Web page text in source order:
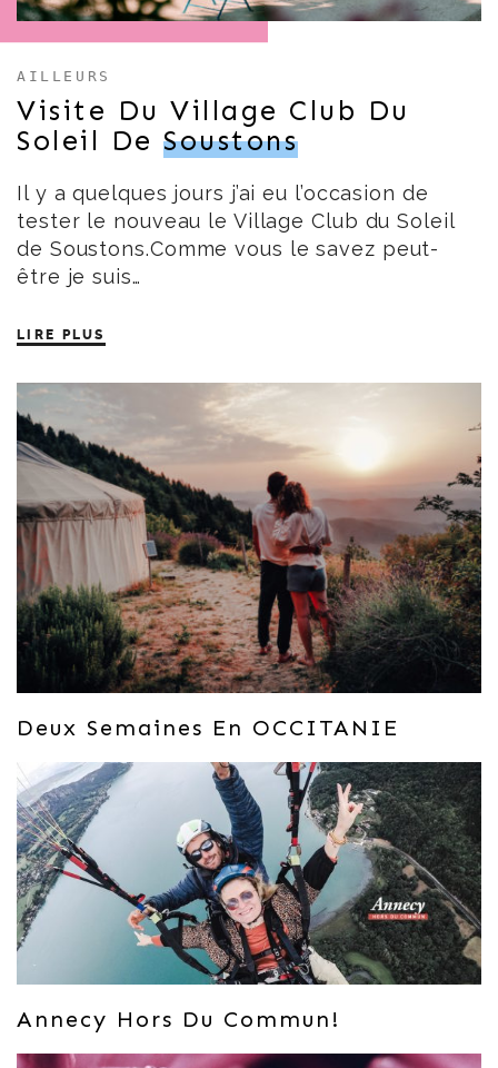
AILLEURS
Visite Du Village Club Du
Soleil De Soustons
Il y a quelques jours j’ai eu l’occasion de
tester le nouveau le Village Club du Soleil
de Soustons.Comme vous le savez peut-
être je suis…
LIRE PLUS
Deux Semaines En OCCITANIE
Annecy Hors Du Commun!